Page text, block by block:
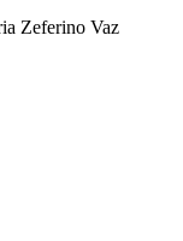
Zeferino Vaz